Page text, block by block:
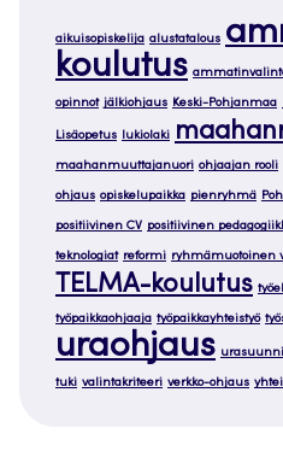
aikuisopiskelija alustatalous
koulutus
opinnot jälkiohjaus Keski-Pohjanmaa
Lisäopetus lukiolaki
maahanmuuttajanuori ohjaajan rooli
ohjaus opiskelupaikka pienryhmä
positiivinen CV positiivinen
teknologiat reformi ryhmämuotoinen
TELMA-koulutus
työpaikkaohjaaja työpaikkayhteistyö
uraohjaus
tuki valintakriteeri verkko-ohjaus